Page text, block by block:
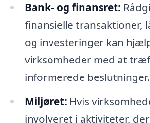
Bank- og finansret:
finansielle transaktioner,
og investeringer kan
virksomheder med at
informerede beslutninger.
Miljøret: Hvis
involveret i aktiviteter,